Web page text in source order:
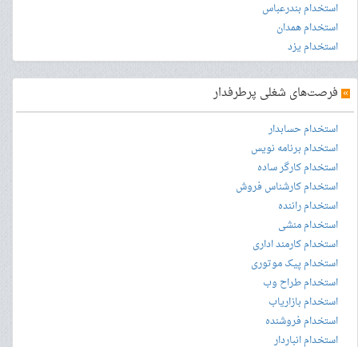
استخدام بندرعباس
استخدام همدان
استخدام یزد
» فرصت‌های شغلی پرطرفدار
استخدام حسابدار
استخدام برنامه نویس
استخدام کارگر ساده
استخدام کارشناس فروش
استخدام راننده
استخدام منشی
استخدام کارمند اداری
استخدام پیک موتوری
استخدام طراح وب
استخدام بازاریاب
استخدام فروشنده
استخدام انباردار